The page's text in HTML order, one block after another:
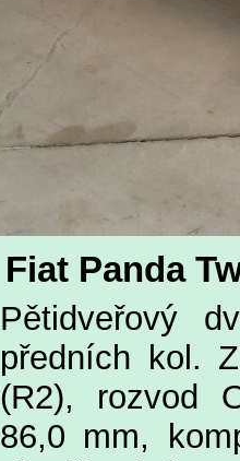
Fiat Panda
Pětidveřový
předních kol.
(R2), rozvod
86,0 mm,